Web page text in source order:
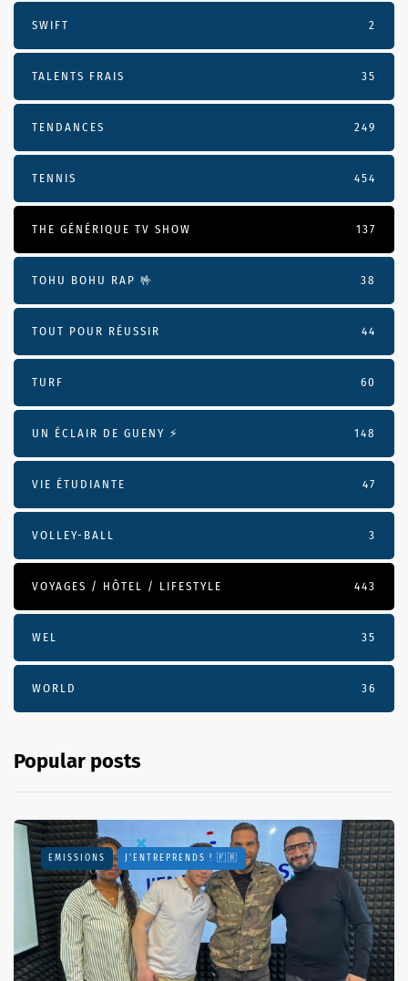
SWIFT 2
TALENTS FRAIS 35
TENDANCES 249
TENNIS 454
THE GÉNÉRIQUE TV SHOW 137
TOHU BOHU RAP 🤟 38
TOUT POUR RÉUSSIR 44
TURF 60
UN ÉCLAIR DE GUENY ⚡️ 148
VIE ÉTUDIANTE 47
VOLLEY-BALL 3
VOYAGES / HÔTEL / LIFESTYLE 443
WEL 35
WORLD 36
Popular posts
EMISSIONS J'ENTREPRENDS ! 🇫🇷